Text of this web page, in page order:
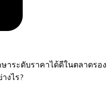
าระดับราคาได้ดีในตลาดรอง
งไร?